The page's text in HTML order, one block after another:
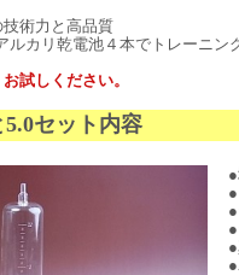
術力と高品質
ルカリ乾電池４本でトレーニン
試しください。
」4.4と5.0セ
●
●
●
●
●